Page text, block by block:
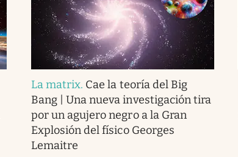
La matrix. Cae la teoría del Big
Bang | Una nueva investigación tira
por un agujero negro a la Gran
Explosión del físico Georges
Lemaitre